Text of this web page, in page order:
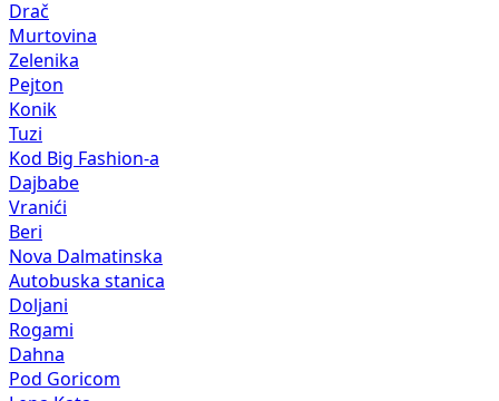
Drač
Murtovina
Zelenika
Pejton
Konik
Tuzi
Kod Big Fashion-a
Dajbabe
Vranići
Beri
Nova Dalmatinska
Autobuska stanica
Doljani
Rogami
Dahna
Pod Goricom